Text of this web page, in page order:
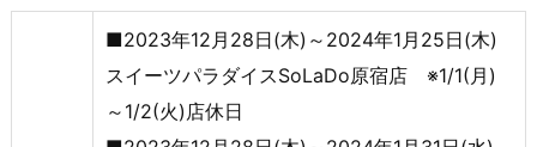
■2023年12月28日(木)～2024年1月25日(木)
スイーツパラダイスSoLaDo原宿店 ※1/1(月)
～1/2(火)店休日